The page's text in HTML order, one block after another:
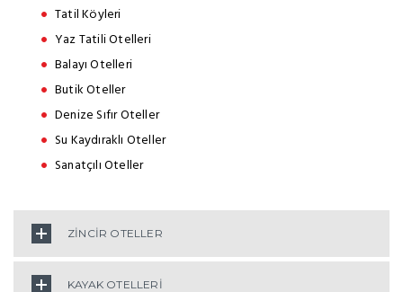
Tatil Köyleri
Yaz Tatili Otelleri
Balayı Otelleri
Butik Oteller
Denize Sıfır Oteller
Su Kaydıraklı Oteller
Sanatçılı Oteller
ZİNCİR OTELLER
KAYAK OTELLERİ